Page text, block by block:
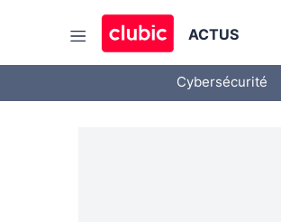
ACTUS
Cybersécurité